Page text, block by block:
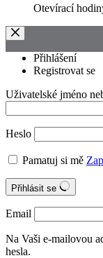
Otevírací
Přihlášení
Registrovat se
Uživatelské jméno
Heslo
Pamatuj si mě
Přihlásit se
Email
Na Vaši e-mailovou
hesla.